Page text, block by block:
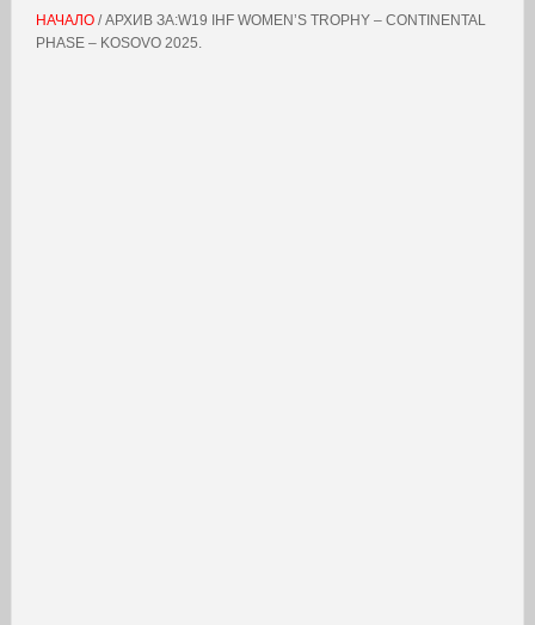
НАЧАЛО/ АРХИВ ЗА:W19 IHF WOMEN’S TROPHY – CONTINENTAL
PHASE – KOSOVO 2025.